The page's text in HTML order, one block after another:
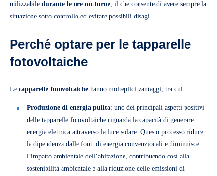
utilizzabile durante le ore notturne, il che consente di avere sempre la
situazione sotto controllo ed evitare possibili disagi.
Perché optare per le tapparelle
fotovoltaiche
Le tapparelle fotovoltaiche hanno molteplici vantaggi, tra cui:
Produzione di energia pulita: uno dei principali aspetti positivi
delle tapparelle fotovoltaiche riguarda la capacità di generare
energia elettrica attraverso la luce solare. Questo processo riduce
la dipendenza dalle fonti di energia convenzionali e diminuisce
l’impatto ambientale dell’abitazione, contribuendo così alla
sostenibilità ambientale e alla riduzione delle emissioni di